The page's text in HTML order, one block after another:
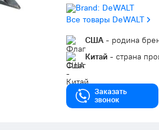
Все товары DeWALT
США - родина
Китай - страна
Заказать
звонок